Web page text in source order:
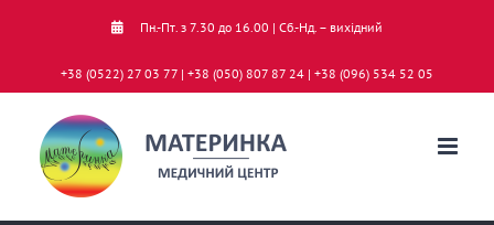
Пн.-Пт. з 7.30 до 16.00 | Сб.-Нд. – вихідний
+38 (0522) 27 03 77 | +38 (050) 807 87 24 | +38 (096) 534 52 05